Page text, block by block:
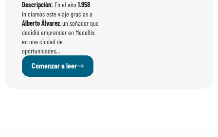
Descripción: En el año1.958
iniciamos este viaje gracias a
Alberto Álvarez, un soñador que
decidió emprender en Medellín,
en una ciudad de
oportunidades…
Comenzar a leer